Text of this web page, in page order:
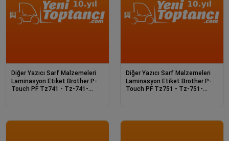
Diğer Yazıcı Sarf Malzemeleri
Laminasyon Etiket Brother P-
Touch PF Tz741 - Tz-741-
Diğer Yazıcı Sarf Malzemeleri
Laminasyon Etiket Brother P-
Touch PF Tz751 - Tz-751-